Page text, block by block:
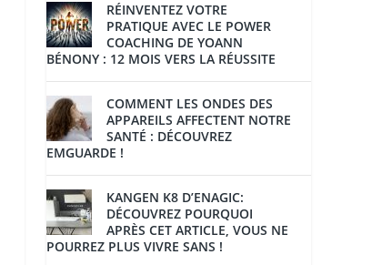
RÉINVENTEZ VOTRE
PRATIQUE AVEC LE POWER
COACHING DE YOANN
BÉNONY : 12 MOIS VERS LA RÉUSSITE
COMMENT LES ONDES DES
APPAREILS AFFECTENT NOTRE
SANTÉ : DÉCOUVREZ
EMGUARDE !
KANGEN K8 D’ENAGIC:
DÉCOUVREZ POURQUOI
APRÈS CET ARTICLE, VOUS NE
POURREZ PLUS VIVRE SANS !